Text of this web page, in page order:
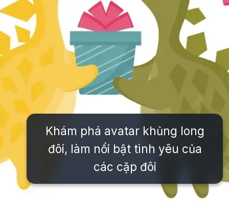
Khám phá avatar khủng long
đôi, làm nổi bật tình yêu của
các cặp đôi